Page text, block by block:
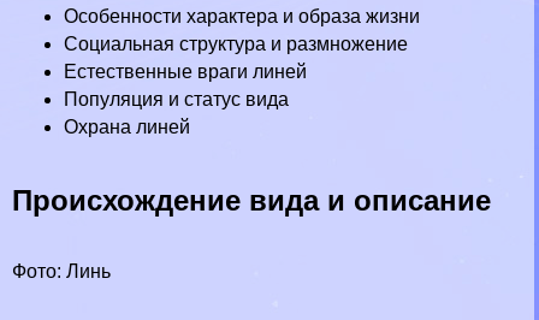
Особенности хаpaктера и образа жизни
Социальная структура и размножение
Естественные враги линей
Популяция и статус вида
Охрана линей
Происхождение вида и описание
Фото: Линь